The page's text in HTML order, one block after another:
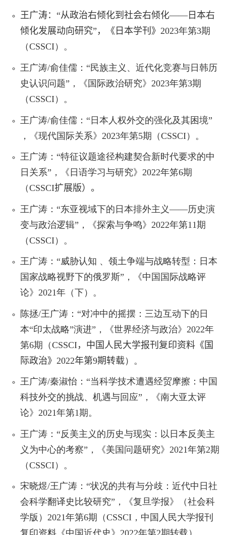
王广涛： “从政治右倾化到社会右倾化——日本右
倾化发展动向研究” ，《日本学刊》 2023年第3期
（CSSCI）。
王广涛/俞佳儒：“民族主义、近代化竞赛与日韩历
史认识问题”，《国际政治研究》 2023年第3期
（CSSCI）。
王广涛/俞佳儒：“日本人权外交的强化及其困境”
，《现代国际关系》 2023年第5期（CSSCI）。
王广涛：“特征议题途径构建契合新时代要求的中
日关系”，《日语学习与研究》 2022年笫6期
（CSSCI扩展版）。
王广涛：“东亚视域下的日本排外主义——历史演
变与政治逻辑”，《探索与争鸣》 2022年第11期
（CSSCI）。
王广涛：“威胁认知 、领土争端与战略转型：日本
国家战略视野下的俄罗斯”，《中国国际战略评
论》 2021年（下）。
陈拯/王广涛：“对冲中的摇摆：三边互动下的日
本“印太战略”演进”，《世界经济与政治》 2022年
第6期（CSSCI， 中国人民大学报刊复印资料《国
际政治》 2022年第9期转载）。
王广涛/秦淑怡：“当科学技术遭遇经贸摩擦：中国
科技外交的挑战、机遇与回应”，《南大亚太评
论》 2021年第1期。
王广涛：“反美主义的历史与现实：以日本反美主
义为中心的考察”，《美国问题研究》 2021年第2期
（CSSCI）。
宋晓煜/王广涛：“状况的共有与分歧：近代中日社
会科学翻译史比较研究”，《复旦学报》（社会科
学版） 2021年第6期 （CSSCI ， 中国人民大学报刊